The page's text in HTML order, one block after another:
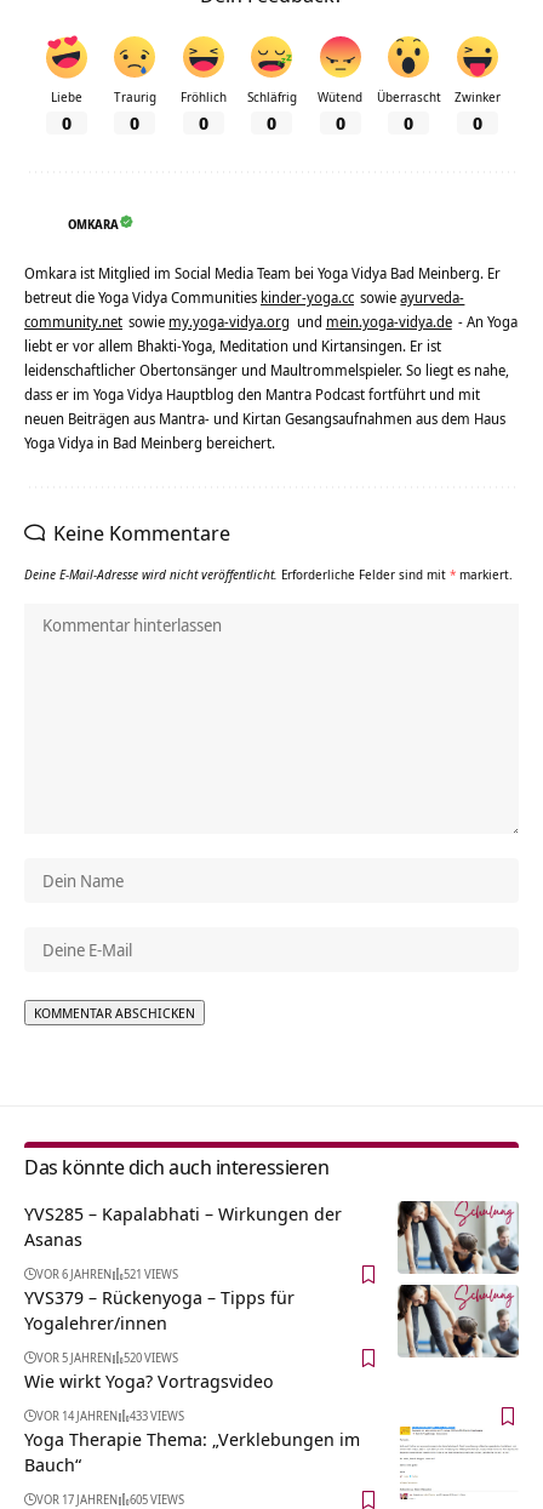
Liebe
0
Traurig
0
Fröhlich
0
Schläfrig
0
Wütend
0
Überrascht
0
Zwinker
0
OMKARA
Omkara ist Mitglied im Social Media Team bei Yoga Vidya Bad Meinberg. Er
betreut die Yoga Vidya Communities kinder-yoga.cc sowieayurveda-
community.net sowie my.yoga-vidya.org und mein.yoga-vidya.de - An Yoga
liebt er vor allem Bhakti-Yoga, Meditation und Kirtansingen. Er ist
leidenschaftlicher Obertonsänger und Maultrommelspieler. So liegt es nahe,
dass er im Yoga Vidya Hauptblog den Mantra Podcast fortführt und mit
neuen Beiträgen aus Mantra- und Kirtan Gesangsaufnahmen aus dem Haus
Yoga Vidya in Bad Meinberg bereichert.
Keine Kommentare
Deine E-Mail-Adresse wird nicht veröffentlicht. Erforderliche Felder sind mit * markiert.
Das könnte dich auch interessieren
YVS285 – Kapalabhati – Wirkungen der
Asanas
VOR 6 JAHREN 521 VIEWS
YVS379 – Rückenyoga – Tipps für
Yogalehrer/innen
VOR 5 JAHREN 520 VIEWS
Wie wirkt Yoga? Vortragsvideo
VOR 14 JAHREN 433 VIEWS
Yoga Therapie Thema: „Verklebungen im
Bauch“
VOR 17 JAHREN 605 VIEWS